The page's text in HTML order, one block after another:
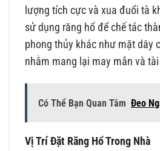
lượng tích cực và xua đuổi tà
sử dụng răng hổ để chế tác
phong thủy khác như mặt dây
nhằm mang lại may mắn và
Có Thể Bạn Quan Tâm Đeo
Vị Trí Đặt Răng Hổ Trong Nhà